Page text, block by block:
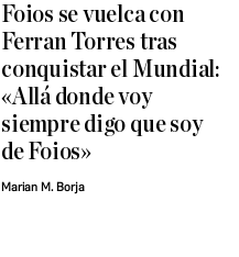
Foios se vuelca con
Ferran Torres tras
conquistar el Mundial:
«Allá donde voy
siempre digo que soy
de Foios»
Marian M. Borja